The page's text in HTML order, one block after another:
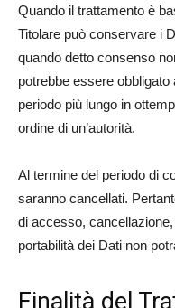
Quando il trattamento è
Titolare può conservare i
quando detto consenso
potrebbe essere
periodo più lungo in
ordine di un’autorità.
Al termine del periodo di
saranno cancellati.
di accesso,
portabilità dei Dati non
Finalità del